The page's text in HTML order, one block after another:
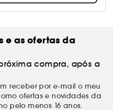
e as ofertas da
compra, após a
receber por e-mail o meu
ofertas e novidades da
pelo menos 16 anos.